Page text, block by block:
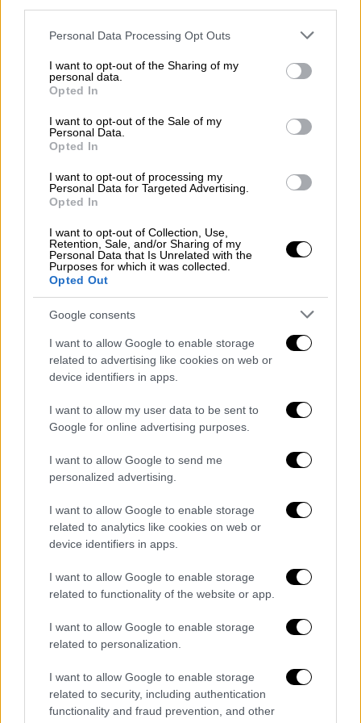
Please note that this website/app uses one or more Google
not limited to your visit or usage behaviour. You may click to
grant or deny consent to Google and its third-party tags to
use your data for below specified purposes in below Google
consent section.
Personal Data Processing Opt Outs
I want to opt-out of the Sharing of my
personal data.
Opted In
I want to opt-out of the Sale of my
Personal Data.
Opted In
I want to opt-out of processing my
Personal Data for Targeted Advertising.
Opted In
I want to opt-out of Collection, Use,
Retention, Sale, and/or Sharing of my
Personal Data that Is Unrelated with the
Purposes for which it was collected.
Opted Out
Google consents
I want to allow Google to enable storage
related to advertising like cookies on web or
device identifiers in apps.
I want to allow my user data to be sent to
Google for online advertising purposes.
I want to allow Google to send me
personalized advertising.
I want to allow Google to enable storage
related to analytics like cookies on web or
device identifiers in apps.
I want to allow Google to enable storage
related to functionality of the website or app.
I want to allow Google to enable storage
related to personalization.
I want to allow Google to enable storage
related to security, including authentication
functionality and fraud prevention, and other
επιχείρησης πριν την υπογραφή.
Δέσμευση συμβολαίου
Το leasing -ειδικότερα το «παραδοσιακό»
leasing- συνήθως συνεπάγεται πολυετή
δέσμευση. Αν κάποιος αποφασίσει να το
διακόψει νωρίτερα, ενδέχεται να
επιβαρυνθεί με πέναλτι πρόωρης
αποχώρησης.
Ιντρακαρ
Μακροπρόθεσμο κόστος
όχημα για πολλά χρόνια, το συνολικό
κόστος leasing μπορεί να ξεπεράσει το
Παρόλα αυτά, το leasing εξακολουθεί να
ρευστότητας και εξυπηρέτησης.
Ποιες επιχειρήσεις εξυπηρετούνται
από το leasing;
Για επιχειρήσεις που θέλουν ρευστότητα